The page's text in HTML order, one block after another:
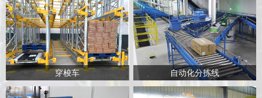
穿梭车 自动化分拣线